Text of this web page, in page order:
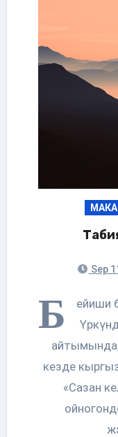
Sep
Б
ейиши
кезде
«Сазан